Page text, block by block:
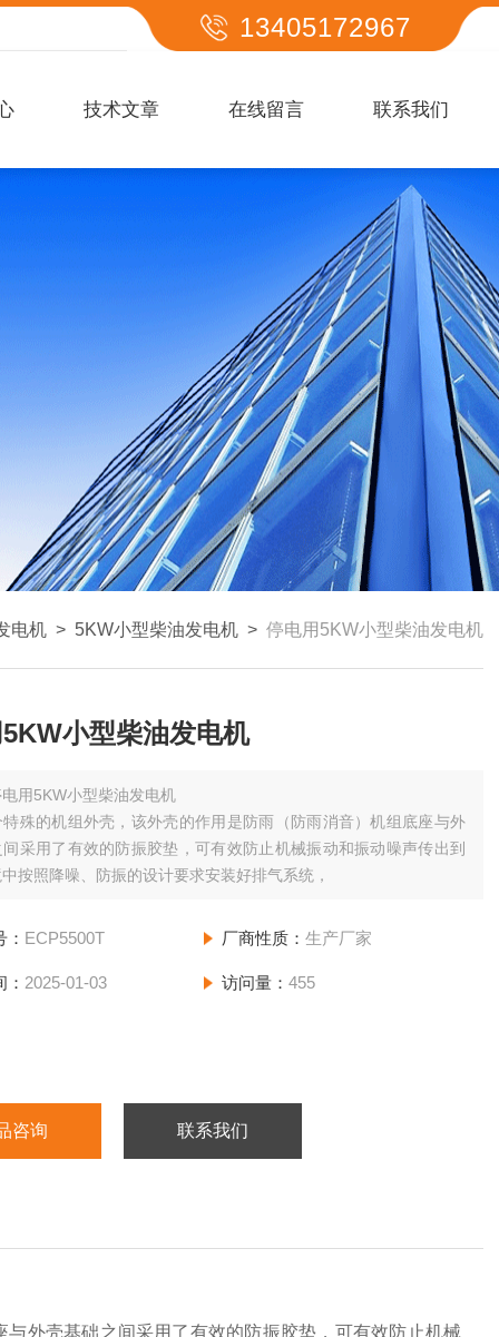
13405172967
技术文章 在线留言 联系我们
电机 > 5KW小型柴油发电机 > 停电用5KW小型柴油发电机
小型柴油发电机
用5KW小型柴油发电机​
殊的机组外壳，该外壳的作用是防雨（防雨消音）机组底座与外
采用了有效的防振胶垫，可有效防止机械振动和振动噪声传出到
按照降噪、防振的设计要求安装好排气系统，
ECP5500T 厂商性质： 生产厂家
2025-01-03 访问量： 455
咨询 联系我们
外壳基础之间采用了有效的防振胶垫，可有效防止机械